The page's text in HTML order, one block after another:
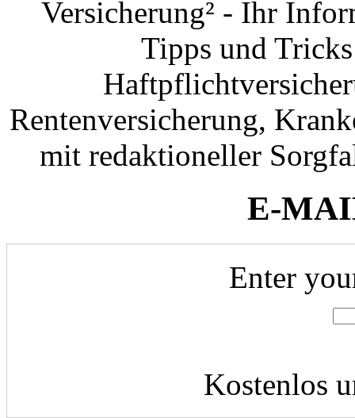
Versicherung² - Ihr
Tipps und
Rentenversicherung,
mit redaktioneller
E-
Enter
Kostenlos